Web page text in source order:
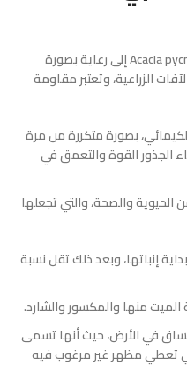
لا تحتاج شجرة السنط الذهبي Acacia pycnantha إلى رعاية بصورة
الزراعية، وتعتبر مقاومة
بصورة متكررة من مرة
الجذور القوة والتعمق في
الحيوية والصحة، والتي تجعلها
إنباتها، وبعد ذلك تقل نسبة
الميت منها والمكسور والشارد.
في الأرض، حيث أنها تسمى
تعطي مظهر غير مرغوب فيه